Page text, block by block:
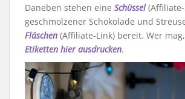
Daneben stehen eine Schüssel
geschmolzener Schokolade und
Fläschen (Affiliate-Link) bereit. Wer
Etiketten hier ausdrucken.